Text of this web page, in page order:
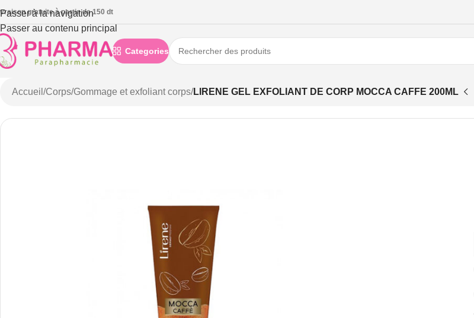
Passer à la navigation
Passer au contenu principal
gratuite à partie de 150 dt
Categories
Accueil /Corps/Gommage et exfoliant corps/LIRENE GEL EXFOLIANT DE CORP MOCCA CAFFE 200ML